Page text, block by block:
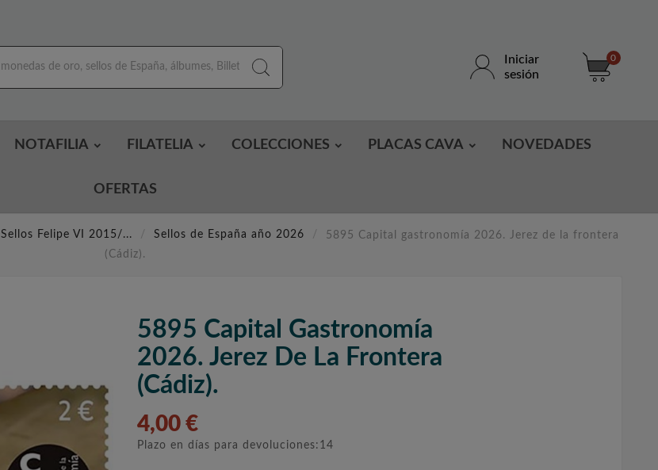
Iniciar
sesión
0
NOTAFILIA FILATELIA COLECCIONES PLACAS CAVA NOVEDADES
OFERTAS
Sellos Felipe VI 2015/... Sellos de España año 2026
5895 Capital gastronomía 2026. Jerez de la frontera
(Cádiz).
5895 Capital Gastronomía
2026. Jerez De La Frontera
(Cádiz).
4,00 €
Plazo en días para devoluciones:14